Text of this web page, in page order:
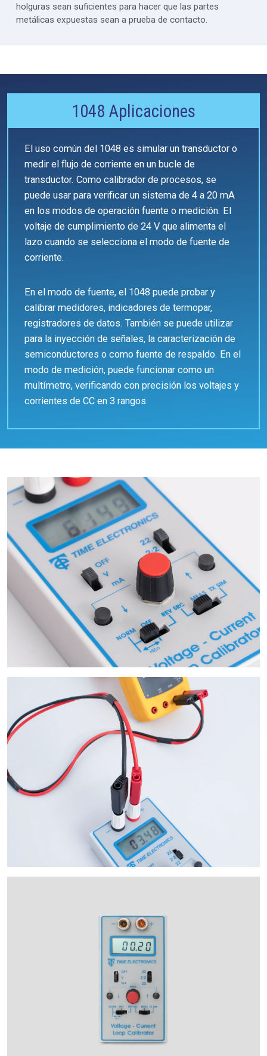
holguras sean suficientes para hacer que las partes
metálicas expuestas sean a prueba de contacto.
1048 Aplicaciones
El uso común del 1048 es simular un transductor o
medir el flujo de corriente en un bucle de
transductor. Como calibrador de procesos, se
puede usar para verificar un sistema de 4 a 20 mA
en los modos de operación fuente o medición. El
voltaje de cumplimiento de 24 V que alimenta el
lazo cuando se selecciona el modo de fuente de
corriente.
En el modo de fuente, el 1048 puede probar y
calibrar medidores, indicadores de termopar,
registradores de datos. También se puede utilizar
para la inyección de señales, la caracterización de
semiconductores o como fuente de respaldo. En el
modo de medición, puede funcionar como un
multímetro, verificando con precisión los voltajes y
corrientes de CC en 3 rangos.